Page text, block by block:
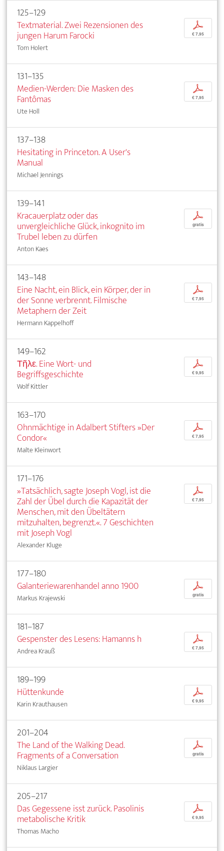
125–129
Textmaterial. Zwei Rezensionen des
jungen Harum Farocki
Tom Holert
p
€ 7,95
131–135
Medien-Werden: Die Masken des
Fantômas
Ute Holl
p
€ 7,95
137–138
Hesitating in Princeton. A User's
Manual
Michael Jennings
139–141
Kracauerplatz oder das
unvergleichliche Glück, inkognito im
Trubel leben zu dürfen
Anton Kaes
p
gratis
143–148
Eine Nacht, ein Blick, ein Körper, der in
der Sonne verbrennt. Filmische
Metaphern der Zeit
Hermann Kappelhoff
p
€ 7,95
149–162
Τῆλε. Eine Wort- und
Begriffsgeschichte
Wolf Kittler
p
€ 9,95
163–170
Ohnmächtige in Adalbert Stifters »Der
Condor«
Malte Kleinwort
p
€ 7,95
171–176
»Tatsächlich, sagte Joseph Vogl, ist die
Zahl der Übel durch die Kapazität der
Menschen, mit den Übeltätern
mitzuhalten, begrenzt.«. 7 Geschichten
mit Joseph Vogl
Alexander Kluge
p
€ 7,95
177–180
Galanteriewarenhandel anno 1900
Markus Krajewski
p
gratis
181–187
Gespenster des Lesens: Hamanns h
Andrea Krauß
p
€ 7,95
189–199
Hüttenkunde
Karin Krauthausen
p
€ 9,95
201–204
The Land of the Walking Dead.
Fragments of a Conversation
Niklaus Largier
p
gratis
205–217
Das Gegessene isst zurück. Pasolinis
metabolische Kritik
Thomas Macho
p
€ 9,95